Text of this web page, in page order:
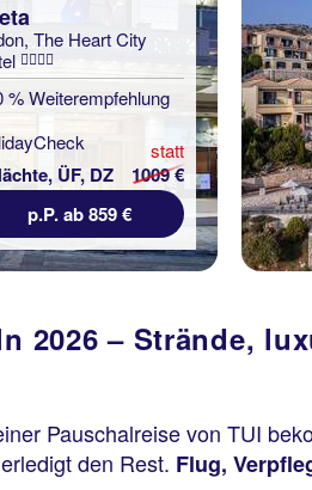
The Heart City
% Weiterempfehlung
ÜF, DZ
statt
1009 €
p.P. ab 859 €
2026 – Strände,
Pauschalreise von TUI
den Rest. Flug,